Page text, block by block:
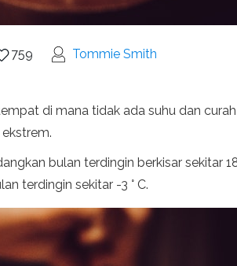
759 Tommie Smith
di mana tidak ada suhu dan
bulan terdingin berkisar sekitar
terdingin sekitar -3 ° C.